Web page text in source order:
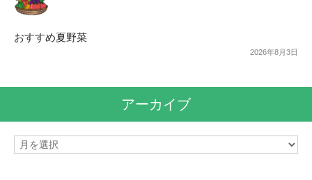
おすすめ夏野菜
2026年8月3日
アーカイブ
ア